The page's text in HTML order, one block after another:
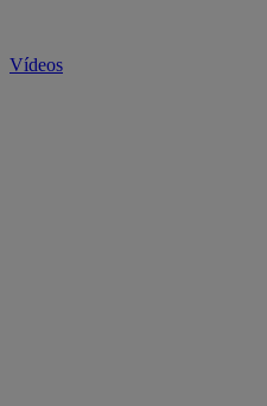
Vídeos